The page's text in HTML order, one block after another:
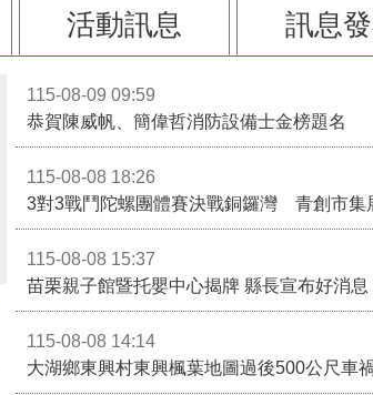
活動訊息 訊息
115-08-09 09:59
恭賀陳威帆、簡偉哲消防設備士金榜題名
115-08-08 18:26
3對3戰鬥陀螺團體賽決戰銅鑼灣 青創市集
115-08-08 15:37
苗栗親子館暨托嬰中心揭牌 縣長宣布好消
115-08-08 14:14
大湖鄉東興村東興楓葉地圖過後500公尺車